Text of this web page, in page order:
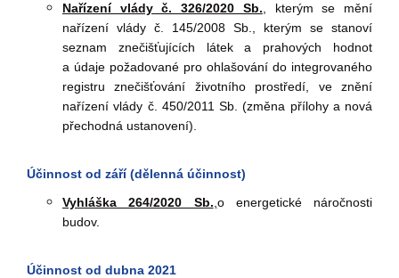
Nařízení vlády č. 326/2020 Sb.
kterým se mění
nařízení vlády č. 145/2008 Sb., kterým se stanoví
seznam znečišťujících látek a prahových hodnot
a údaje požadované pro ohlašování do integrovaného
registru znečišťování životního prostředí, ve znění
nařízení vlády č. 450/2011 Sb. (změna přílohy a nová
přechodná ustanovení).
Účinnost od září (dělenná účinnost)
Vyhláška 264/2020 Sb. o energetické náročnosti
budov.
Účinnost od dubna 2021